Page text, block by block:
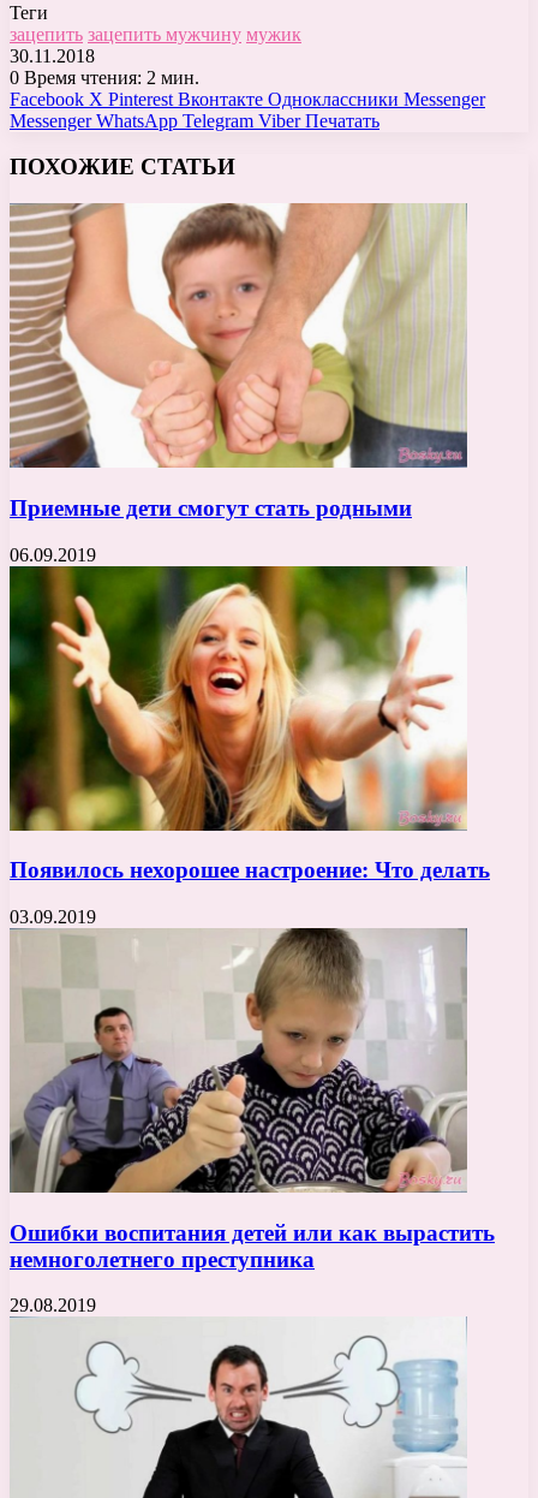
Теги
зацепить зацепить мужчину мужик
30.11.2018
0 Время чтения: 2 мин.
Facebook X Pinterest Вконтакте Одноклассники Messenger
Messenger WhatsApp Telegram Viber Печатать
ПОХОЖИЕ СТАТЬИ
Приемные дети смогут стать родными
06.09.2019
Появилось нехорошее настроение: Что делать
03.09.2019
Ошибки воспитания детей или как вырастить
немноголетнего преступника
29.08.2019